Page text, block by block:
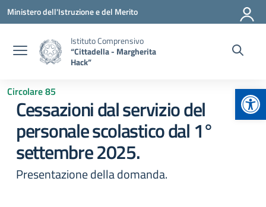
Vai ai contenuti
Vai al menu di navigazione
Vai al footer
Ministero dell'Istruzione e del Merito
Istituto Comprensivo
“Cittadella - Margherita
Hack”
Circolare 85
Cessazioni dal servizio del
personale scolastico dal 1°
settembre 2025.
Presentazione della domanda.